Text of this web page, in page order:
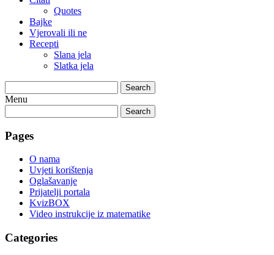
Quotes
Bajke
Vjerovali ili ne
Recepti
Slana jela
Slatka jela
Search
Menu
Search
Pages
O nama
Uvjeti korištenja
Oglašavanje
Prijatelji portala
KvizBOX
Video instrukcije iz matematike
Categories